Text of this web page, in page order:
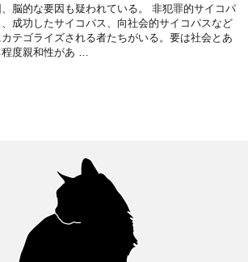
、脳的な要因も疑われている。 非犯罪的サイコパ
、成功したサイコパス、向社会的サイコパスなど
カテゴライズされる者たちがいる。要は社会とあ
程度親和性があ …